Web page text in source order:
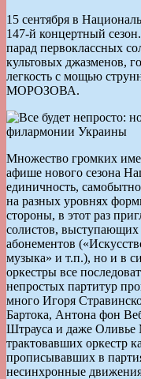
15 сентября в
147-й концертный
парад первоклассных
культовых джазменов,
легкость с мощью
МОРОЗОВА.
Множество громких
афише нового сезона
единичность,
на разных уровнях
стороны, в этот раз
солистов, выступающих
абонементов
музыка» и т.п.), но и в
оркестры все
непростых партитур
много Игоря
Бартока, Антона фон
Штрауса и даже Оливье
трактовавших оркестр
прописывавших в
несинхронные